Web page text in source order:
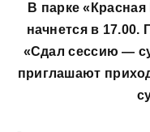
В парке «Красная
начнется в
«Сдал сессию —
приглашают